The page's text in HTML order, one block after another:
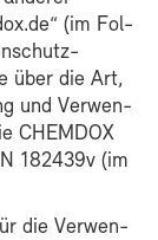
(im Fol­
über die Art,
und Ver­wen­
CHEM­DOX
182439v (im
die Ver­wen­